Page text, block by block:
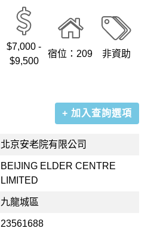
$7,000 -
$9,500
宿位：209 非資助
+ 加入查詢選項
北京安老院有限公司
BEIJING ELDER CENTRE
LIMITED
九龍城區
23561688